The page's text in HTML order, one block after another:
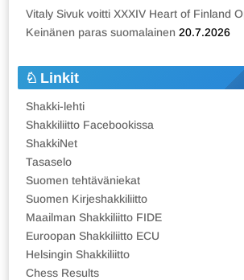
Vitaly Sivuk voitti XXXIV Heart of Finland
Keinänen paras suomalainen 20.7.2026
Linkit
Shakki-lehti
Shakkiliitto Facebookissa
ShakkiNet
Tasaselo
Suomen tehtäväniekat
Suomen Kirjeshakkiliitto
Maailman Shakkiliitto FIDE
Euroopan Shakkiliitto ECU
Helsingin Shakkiliitto
Chess Results